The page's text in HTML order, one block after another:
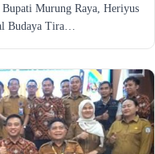
Murung Raya, Heriyus
Budaya Tira…